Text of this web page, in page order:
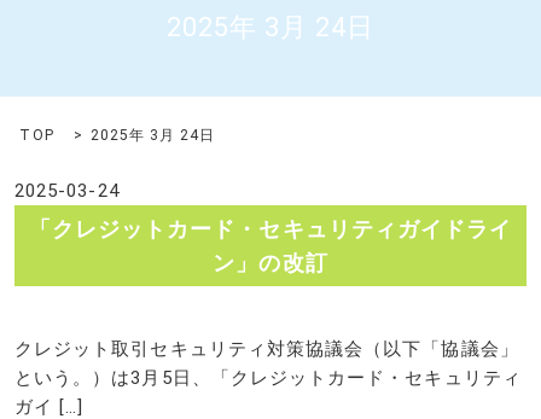
2025年 3月 24日
TOP 2025年 3月 24日
2025-03-24
「クレジットカード・セキュリティガイドライ
ン」の改訂
クレジット取引セキュリティ対策協議会（以下「協議会」
という。）は3月5日、「クレジットカード・セキュリティ
ガイ […]